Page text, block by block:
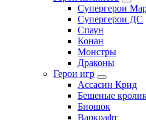
Супергерои
Супергерои ДС
Спаун
Конан
Монстры
Драконы
Герои игр
Ассасин Крид
Бешеные
Биошок
Варкрафт